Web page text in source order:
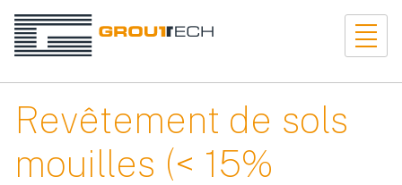
Revêtement de sols
mouilles (< 15%